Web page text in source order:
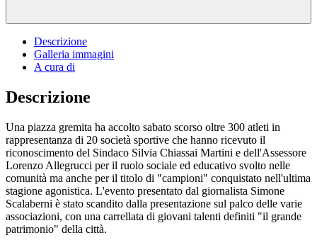
Descrizione
Galleria immagini
A cura di
Descrizione
Una piazza gremita ha accolto sabato scorso oltre 300 atleti in
rappresentanza di 20 società sportive che hanno ricevuto il
riconoscimento del Sindaco Silvia Chiassai Martini e dell'Assessore
Lorenzo Allegrucci per il ruolo sociale ed educativo svolto nelle
comunità ma anche per il titolo di "campioni" conquistato nell'ultima
stagione agonistica. L'evento presentato dal giornalista Simone
Scalaberni è stato scandito dalla presentazione sul palco delle varie
associazioni, con una carrellata di giovani talenti definiti "il grande
patrimonio" della città.